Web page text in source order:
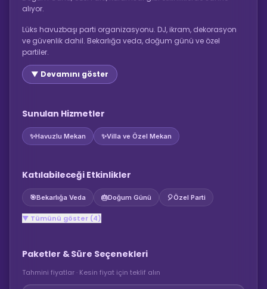
alıyor.
Lüks havuzbaşı parti organizasyonu. DJ, ikram, dekorasyon
ve güvenlik dahil. Bekarlığa veda, doğum günü ve özel
partiler.
▼ Devamını göster
Sunulan Hizmetler
✨Havuzlu Mekan ✨Villa ve Özel Mekan
Katılabileceği Etkinlikler
🎯Bekarlığa Veda 🎂Doğum Günü 🎈Özel Parti
▼ Tümünü göster (4)
Paketler & Süre Seçenekleri
Tahmini fiyatlar · Kesin fiyat için teklif alın